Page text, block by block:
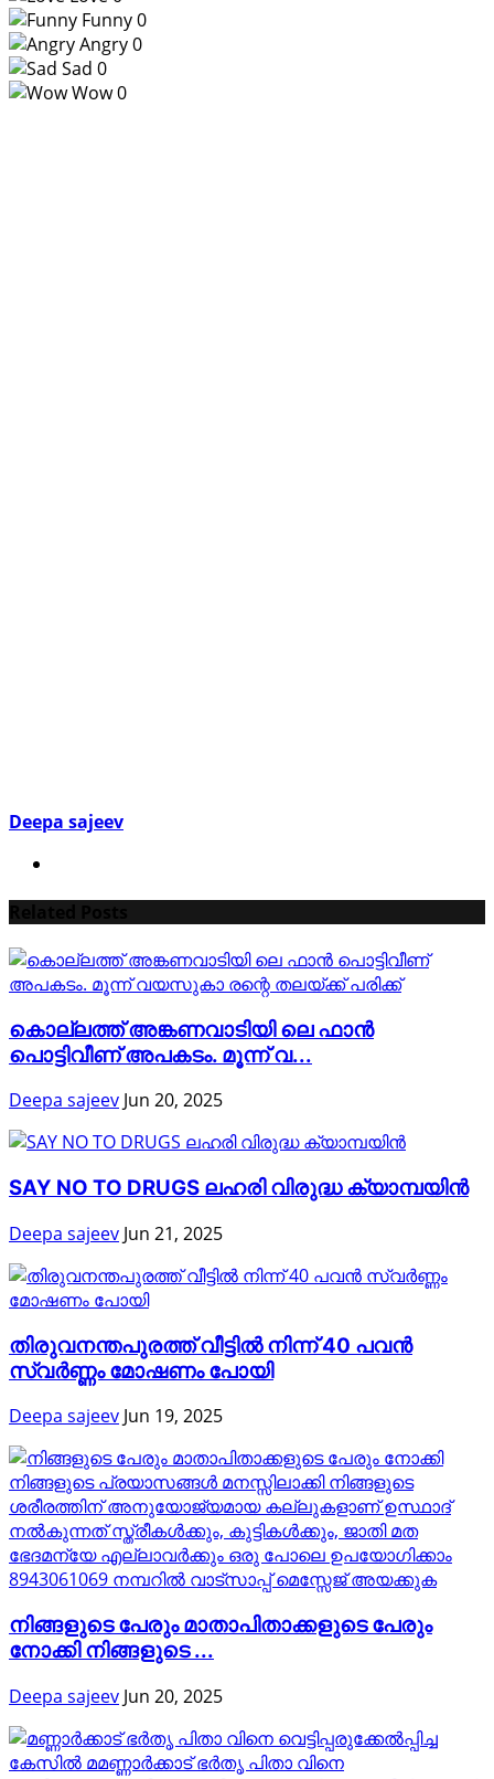
Funny0
Angry0
Sad 0
Wow0
Deepa sajeev
കൊല്ലത്ത് അങ്കണവാടിയി ലെ ഫാൻ
പൊട്ടിവീണ് അപകടം. മൂന്ന് വ...
Deepa sajeev Jun 20, 2025
SAY NO TO DRUGS ലഹരി വിരുദ്ധ ക്യാമ്പയിൻ
Deepa sajeev Jun 21, 2025
തിരുവനന്തപുരത്ത് വീട്ടിൽ നിന്ന് 40 പവൻ
സ്വർണ്ണം മോഷണം പോയി
Deepa sajeev Jun 19, 2025
നിങ്ങളുടെ പേരും മാതാപിതാക്കളുടെ പേരും
നോക്കി നിങ്ങളുടെ ...
Deepa sajeev Jun 20, 2025